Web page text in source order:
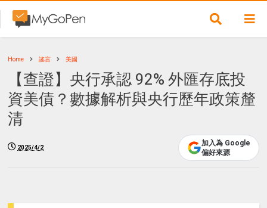
Home 謠言 美國
【查證】央行承認 92% 外匯存底投
資美債？數據解析與央行歷年政策釐
清
2025/4/2
加入為 Google
偏好來源